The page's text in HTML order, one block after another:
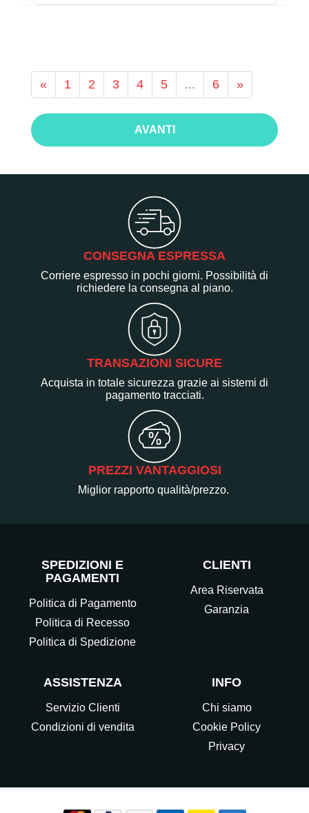
« 1 2 3 4 5 ... 6 »
AVANTI
CONSEGNA ESPRESSA
Corriere espresso in pochi giorni. Possibilità di
richiedere la consegna al piano.
TRANSAZIONI SICURE
Acquista in totale sicurezza grazie ai sistemi di
pagamento tracciati.
PREZZI VANTAGGIOSI
Miglior rapporto qualità/prezzo.
SPEDIZIONI E
PAGAMENTI
Politica di Pagamento
Politica di Recesso
Politica di Spedizione
CLIENTI
Area Riservata
Garanzia
ASSISTENZA
Servizio Clienti
Condizioni di vendita
INFO
Chi siamo
Cookie Policy
Privacy